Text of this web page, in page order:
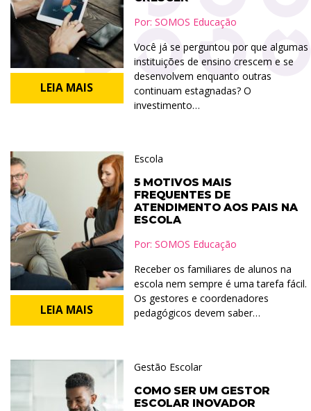
LEIA MAIS
Por: SOMOS Educação
Você já se perguntou por que algumas
instituições de ensino crescem e se
desenvolvem enquanto outras
continuam estagnadas? O
investimento…
LEIA MAIS
Escola
5 MOTIVOS MAIS
FREQUENTES DE
ATENDIMENTO AOS PAIS NA
ESCOLA
Por: SOMOS Educação
Receber os familiares de alunos na
escola nem sempre é uma tarefa fácil.
Os gestores e coordenadores
pedagógicos devem saber…
Gestão Escolar
COMO SER UM GESTOR
ESCOLAR INOVADOR